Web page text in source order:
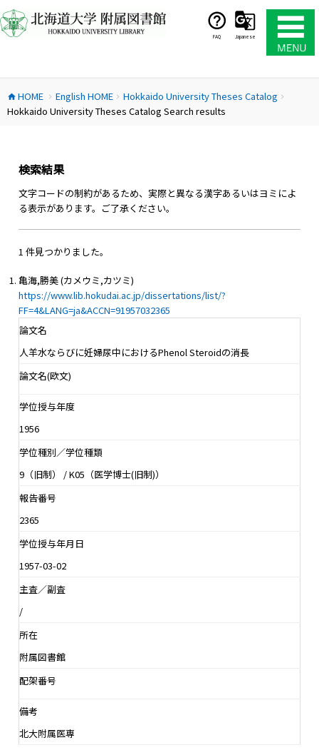
ン
テ
ス
キ
FAQ Japanese
home HOME chevron_right English HOMEchevron_right Hokkaido University Theses Catalog chevron_right
Hokkaido University Theses Catalog Search results
検索結果
文字コードの制約があるため、実際と異なる漢字あるいはヨミによ
る表示があります。ご了承ください。
1 件見つかりました。
亀海,勝美 (カメウミ,カツミ)
https://www.lib.hokudai.ac.jp/dissertations/list/?
FF=4&LANG=ja&ACCN=91957032365
論文名
人羊水ならびに妊婦尿中におけるPhenol Steroidの消長
論文名(欧文)
学位授与年度
1956
学位種別／学位種類
9（旧制） / K05（医学博士(旧制)）
報告番号
2365
学位授与年月日
1957-03-02
主査／副査
/
所在
附属図書館
配架番号
備考
北大附属医専